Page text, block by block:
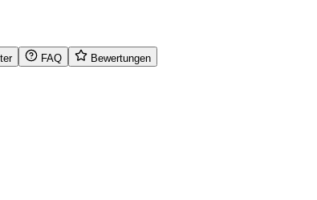
FAQ Bewertungen